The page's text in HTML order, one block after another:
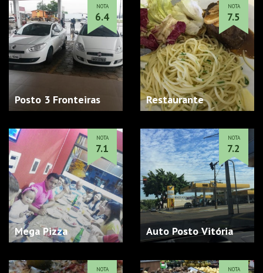
Posto 3 Fronteiras
NOTA
6.4
Restaurante
NOTA
7.5
Mega Pizza
NOTA
7.1
Auto Posto Vitória
NOTA
7.2
NOTA NOTA